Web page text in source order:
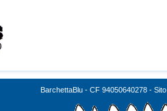
BarchettaBlu - CF 94050640278 -